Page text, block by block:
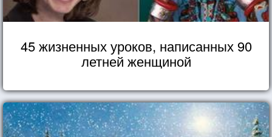
45 жизненных уроков, написанных 90
летней женщиной